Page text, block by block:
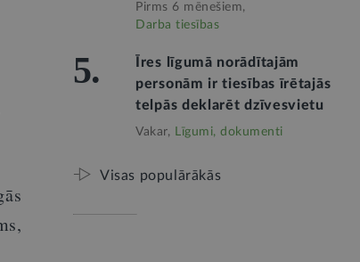
Pirms 6 mēnešiem,
Darba tiesības
5.
Īres līgumā norādītajām
personām ir tiesības īrētajās
telpās deklarēt dzīvesvietu
Vakar, Līgumi, dokumenti
Visas populārākās